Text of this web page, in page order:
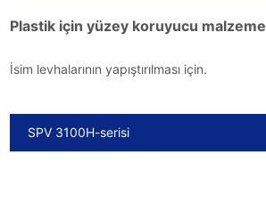
Plastik için yüzey koruyucu malzeme
İsim levhalarının yapıştırılması için.
SPV 3100H-serisi